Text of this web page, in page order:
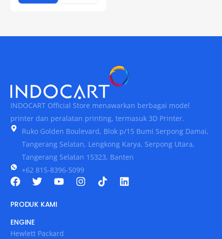
INDOCART Official Store menawarkan berbagai model
printer dan peralatan printing, termasuk 3D Printer.
Ruko Golden Boulevard, Blok p/15 Bumi Serpong Damai,
Tangerang Selatan, Lengkong Karya, Serpong Utara,
Tangerang Selatan 15323, Banten
+62 815-8396-5099
PRODUK KAMI
ENGINE
Hewlett Packard